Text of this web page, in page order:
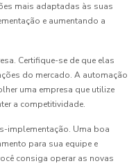
mais adaptadas às suas
e aumentando a
Certifique-se de que elas
do mercado. A automação
uma empresa que utilize
a competitividade.
implementação. Uma boa
para sua equipe e
consiga operar as novas